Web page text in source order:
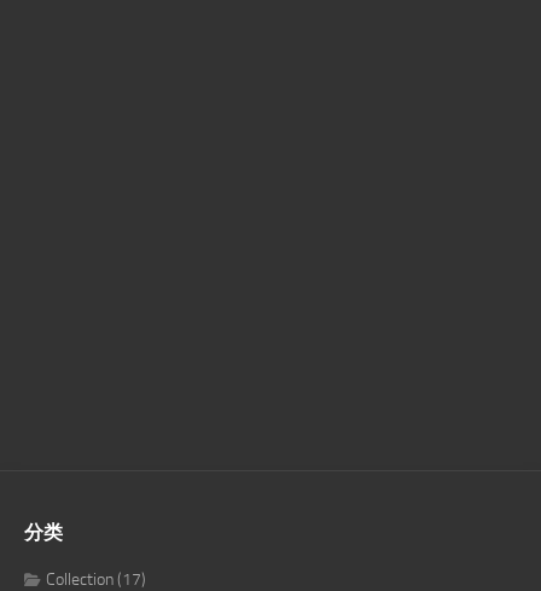
分类
Collection(17)